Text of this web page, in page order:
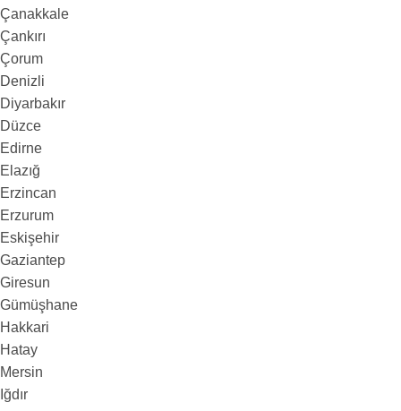
Çanakkale
Çankırı
Çorum
Denizli
Diyarbakır
Düzce
Edirne
Elazığ
Erzincan
Erzurum
Eskişehir
Gaziantep
Giresun
Gümüşhane
Hakkari
Hatay
Mersin
Iğdır